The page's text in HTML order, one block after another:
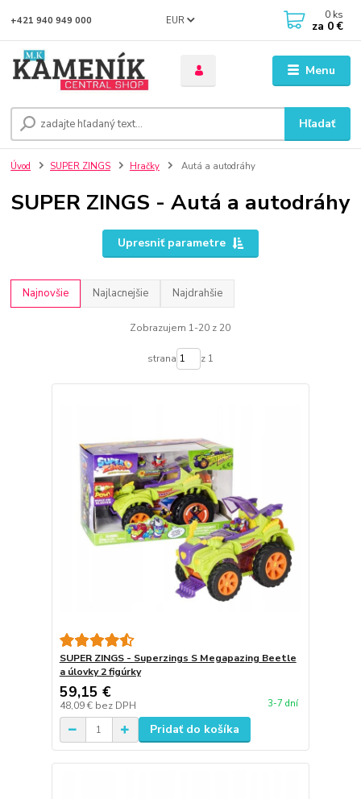
Menu
EUR
Hľadať
+421 940 949 000 0 ks
za 0 €
Úvod SUPER ZINGS Hračky Autá a autodráhy
SUPER ZINGS - Autá a autodráhy
Upresniť parametre
Najnovšie Najlacnejšie Najdrahšie
Zobrazujem 1-20 z 20
strana z 1
SUPER ZINGS - Superzings S Megapazing Beetle
a úlovky 2 figúrky
59,15 €
48,09 € bez DPH 3-7 dní
Pridať do košíka